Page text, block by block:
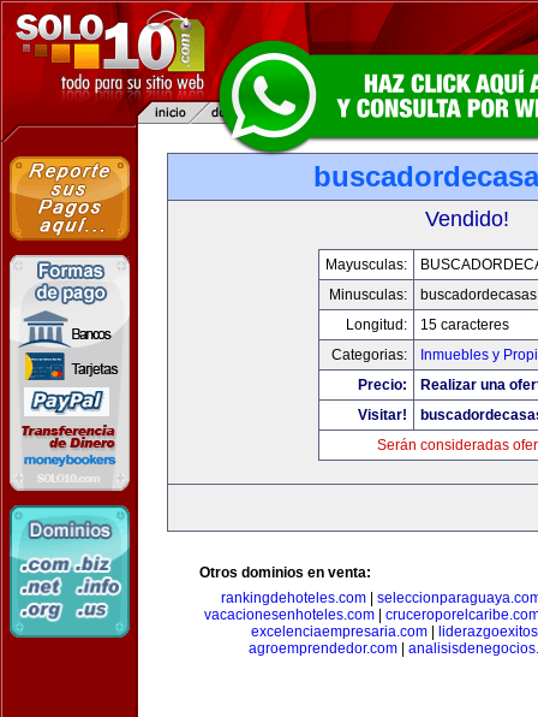
Vendido!
Mayusculas:
Minusculas:
Longitud:
15 caracteres
Categorias:
Inmuebles y
Precio:
Realizar una
Visitar!
Serán consideradas
Otros dominios en venta:
rankingdehoteles.com|
vacacionesenhoteles.com
excelenciaempresaria.com
agroemprendedor.com